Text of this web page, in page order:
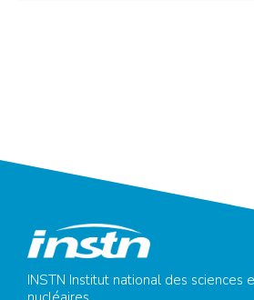
INSTN Institut national des sciences